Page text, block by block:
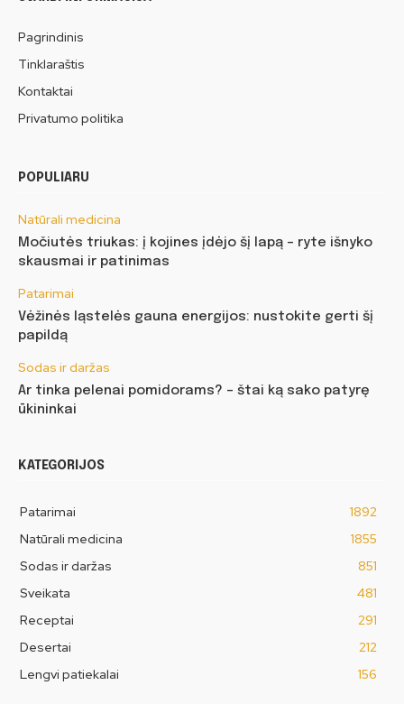
Pagrindinis
Tinklaraštis
Kontaktai
Privatumo politika
POPULIARU
Natūrali medicina
Močiutės triukas: į kojines įdėjo šį lapą – ryte išnyko
skausmai ir patinimas
Patarimai
Vėžinės ląstelės gauna energijos: nustokite gerti šį
papildą
Sodas ir daržas
Ar tinka pelenai pomidorams? – štai ką sako patyrę
ūkininkai
KATEGORIJOS
Patarimai
1892
Natūrali medicina
1855
Sodas ir daržas
851
Sveikata
481
Receptai
291
Desertai
212
Lengvi patiekalai
156